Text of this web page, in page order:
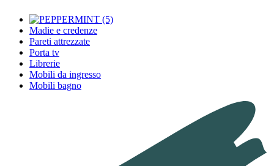
Madie e credenze
Pareti attrezzate
Porta tv
Librerie
Mobili da ingresso
Mobili bagno